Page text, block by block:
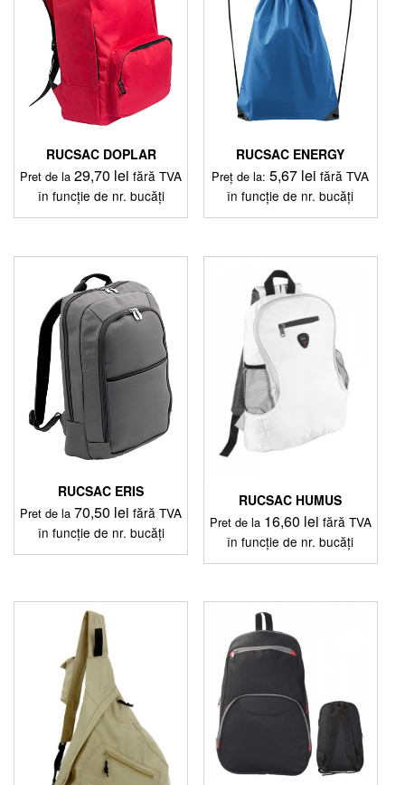
pot
fi
alese
în
pagina
produsului.
pot
fi
alese
produsului.
RUCSAC DOPLAR
Pret de la29,70 lei fără TVA
în funcție de nr. bucăți
Acest
are
mai
multe
variații.
Opțiunile
fi
alese
în
pagina
produsului.
RUCSAC ENERGY
Preț de la:5,67 lei fără TVA
în funcție de nr. bucăți
Acest
are
mai
multe
variații.
Opțiunile
pot
produsului.
RUCSAC ERIS
Pret de la70,50 lei fără TVA
în funcție de nr. bucăți
Acest
mai
multe
variații.
Opțiunile
pot
fi
alese
în
pagina
produsului.
RUCSAC HUMUS
Pret de la 16,60 lei fără TVA
în funcție de nr. bucăți
Acest
are
multe
variații.
Opțiunile
pot
alese
pagina